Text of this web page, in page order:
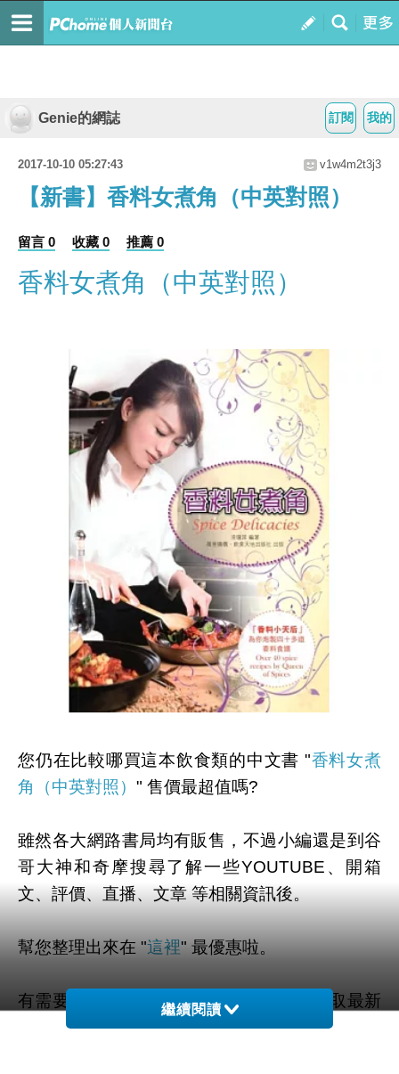
我的
訂閱
Genie的網誌
2017-10-10 05:27:43 v1w4m2t3j3
【新書】香料女煮角（中英對照）
留言 0 收藏 0 推薦 0
香料女煮角（中英對照）
您仍在比較哪買這本飲食類的中文書 "香料女煮
角（中英對照） " 售價最超值嗎?
雖然各大網路書局均有販售，不過小編還是到谷
哥大神和奇摩搜尋了解一些YOUTUBE、開箱
文、評價、直播、文章 等相關資訊後。
幫您整理出來在 "這裡" 最優惠啦。
有需要的粉粉可以點擊連結或按鈕就能獲取最新
的優惠折扣訊息啦~
繼續閱讀